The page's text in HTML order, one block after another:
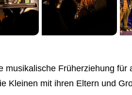
musikalische Früherziehung
Kleinen mit ihren Eltern und